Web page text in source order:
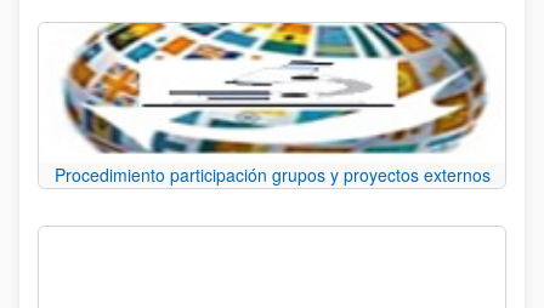
Procedimiento participación grupos y proyectos externos